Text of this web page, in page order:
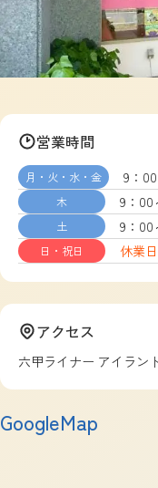
営業時間
月・火・水・金 9：
木 9：00
土 9：00
日・祝日 休業日
アクセス
六甲ライナー アイラン
GoogleMap